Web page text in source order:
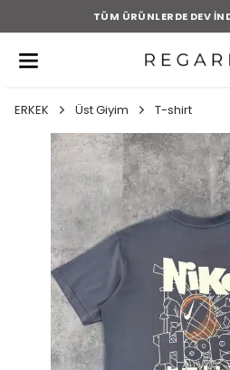
TÜM ÜRÜNLERDE DEV
ERKEK Üst Giyim T-shirt